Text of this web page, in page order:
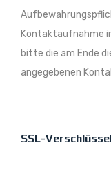
Kontaktaufnahme
bitte die am Ende
angegebenen
SSL-